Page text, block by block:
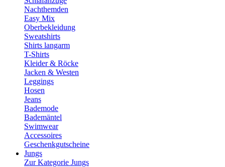
Nachthemden
Easy Mix
Oberbekleidung
Sweatshirts
Shirts langarm
T-Shirts
Kleider & Röcke
Jacken & Westen
Leggings
Hosen
Jeans
Bademode
Bademäntel
Swimwear
Accessoires
Geschenkgutscheine
Jungs
Zur Kategorie Jungs